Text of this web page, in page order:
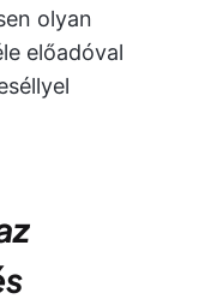
olyan
előadóval